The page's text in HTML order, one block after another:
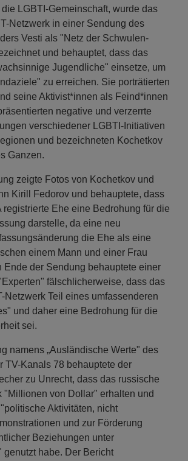
LGBTI-Gemeinschaft, wurde das
Netzwerk in einer Sendung des
Vesti als "Netz der Schwulen-
und behauptet, dass das
Jugendliche" einsetze, um
zu erreichen. Sie porträtierten
seine Aktivist*innen als Feind*innen
negative und verzerrte
verschiedener LGBTI-Initiativen
und bezeichneten Kochetkov
Ganzen.
zeigte Fotos von Kochetkov und
Kirill Fedorov und behauptete, dass
registrierte Ehe eine Bedrohung für die
darstelle, da eine neu
die Ehe als eine
einem Mann und einer Frau
Ende der Sendung behauptete einer
fälschlicherweise, dass das
Netzwerk Teil eines umfassenderen
und daher eine Bedrohung für die
sei.
namens „Ausländische Werte" des
TV-Kanals 78 behauptete der
zu Unrecht, dass das russische
"Millionen von Dollar" erhalten und
Aktivitäten, nicht
und zur Förderung
Beziehungen unter
genutzt habe. Der Bericht